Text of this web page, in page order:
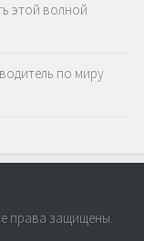
этой волной
по миру
права защищены.